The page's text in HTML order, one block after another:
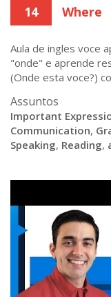
14 Where
Aula de ingles voce
"onde" e aprende
(Onde esta voce?)
Assuntos
Important
Communication,
Speaking, Reading,